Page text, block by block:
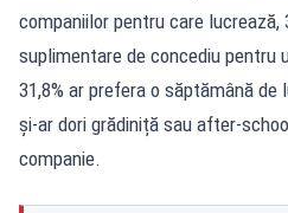
companiilor pentru care lucrează,
suplimentare de concediu pentru
31,8% ar prefera o săptămână de
și-ar dori grădiniță sau after-
companie.